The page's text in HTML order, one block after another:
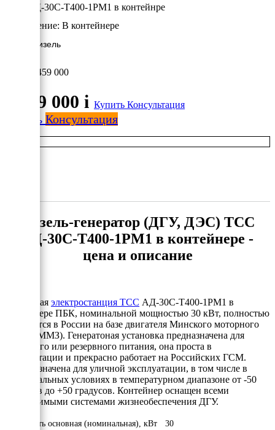
ТСС АД-30С-Т400-1РМ1 в контейнре
Исполнение: В контейнере
30 кВт/Дизель
1 459 000
1 459 000 i Купить Консультация
Купить Консультация
Дизель-генератор (ДГУ, ДЭС) ТСС
АД-30С-Т400-1РМ1 в контейнере -
цена и описание
Дизельная электростанция ТСС АД-30С-Т400-1РМ1 в
контейнере ПБК, номинальной мощностью 30 кВт, полностью
собирается в России на базе двигателя Минского моторного
завода (ММЗ). Генератоная установка предназначена для
основного или резервного питания, она проста в
эксплуатации и прекрасно работает на Российских ГСМ.
Предназначена для уличной эксплуатации, в том числе в
экстремальных условиях в температурном диапазоне от -50
градусов до +50 градусов. Контейнер оснащен всеми
необходимыми системами жизнеобеспечения ДГУ.
Мощность основная (номинальная), кВт
30